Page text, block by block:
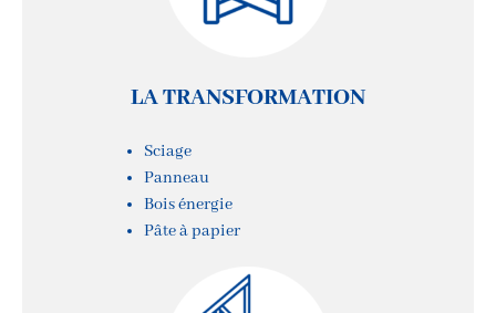
LA TRANSFORMATION
Sciage
Panneau
Bois énergie
Pâte à papier